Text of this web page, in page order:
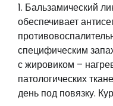
Бальзамический
обеспечивает
специфическим
с жировиком –
патологических
день под повязку.